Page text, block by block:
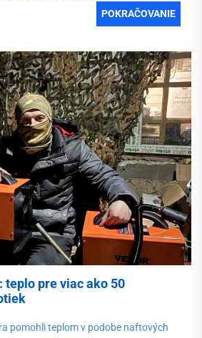
POKRAČOVANIE
teplo pre viac ako 50
pomohli teplom v podobe naftových